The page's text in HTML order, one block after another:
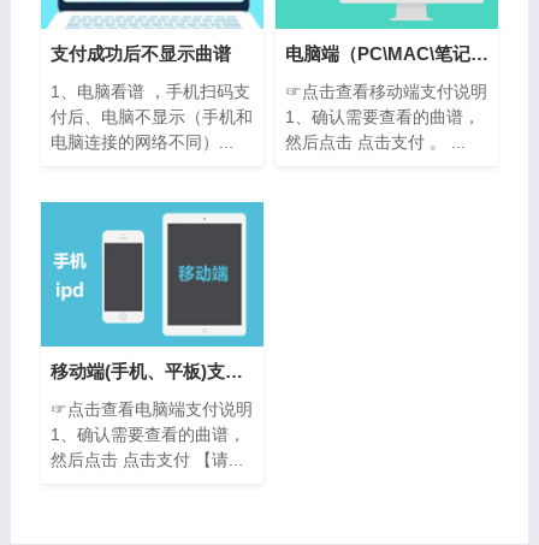
支付成功后不显示曲谱
1、电脑看谱 ，手机扫码支
付后、电脑不显示（手机和
电脑连接的网络不同）...
电脑端（PC\MAC\笔记本)支付说明
☞点击查看移动端支付说明
1、确认需要查看的曲谱，
然后点击 点击支付 。 ...
移动端(手机、平板)支付说明
☞点击查看电脑端支付说明
1、确认需要查看的曲谱，
然后点击 点击支付 【请...